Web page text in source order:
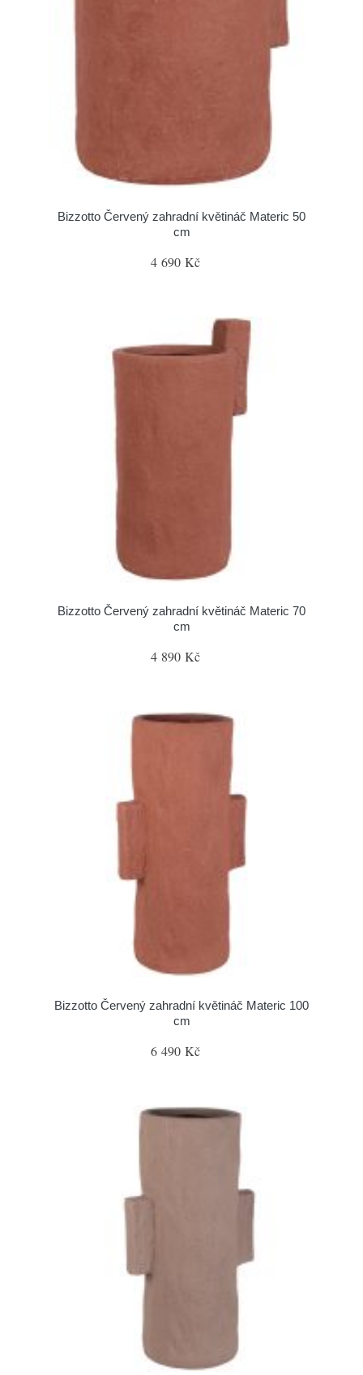
Bizzotto Červený zahradní květináč Materic 50
cm
4 690 Kč
Bizzotto Červený zahradní květináč Materic 70
cm
4 890 Kč
Bizzotto Červený zahradní květináč Materic 100
cm
6 490 Kč